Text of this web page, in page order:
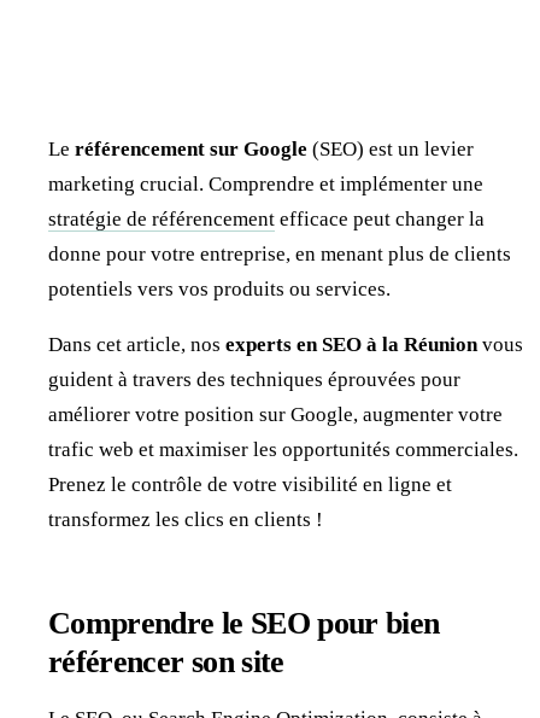
Le référencement sur Google (SEO) est un levier
marketing crucial. Comprendre et implémenter une
stratégie de référencement efficace peut changer la
donne pour votre entreprise, en menant plus de clients
potentiels vers vos produits ou services.
Dans cet article, nos experts en SEO à la Réunionvous
guident à travers des techniques éprouvées pour
améliorer votre position sur Google, augmenter votre
trafic web et maximiser les opportunités commerciales.
Prenez le contrôle de votre visibilité en ligne et
transformez les clics en clients !
Comprendre le SEO pour bien
référencer son site